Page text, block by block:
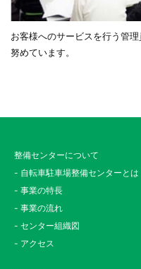
お客様へのサービスを行う管
努めています。
整備センターについて
- 自転車駐車場整備センターとは
- 事業の特長
- 事業の流れ
- センター組織図
- アクセス